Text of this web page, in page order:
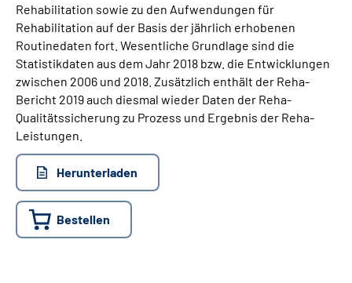
Leichte Sprache
Mein Kundenportal
Rehabilitation sowie zu den Aufwendungen für
Rehabilitation auf der Basis der jährlich erhobenen
Routinedaten fort. Wesentliche Grundlage sind die
Statistikdaten aus dem Jahr 2018 bzw. die Entwicklungen
zwischen 2006 und 2018. Zusätzlich enthält der Reha-
Bericht 2019 auch diesmal wieder Daten der Reha-
Qualitätssicherung zu Prozess und Ergebnis der Reha-
Leistungen.
Herunterladen
Bestellen